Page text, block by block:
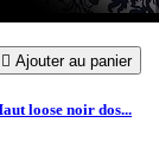
 Ajouter au panier
loose noir dos...